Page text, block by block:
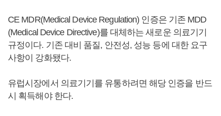
CE MDR(Medical Device Regulation) 인증은 기존 MDD
(Medical Device Directive)를 대체하는 새로운 의료기기
규정이다. 기존 대비 품질, 안전성, 성능 등에 대한 요구
사항이 강화됐다.
유럽시장에서 의료기기를 유통하려면 해당 인증을 반드
시 획득해야 한다.